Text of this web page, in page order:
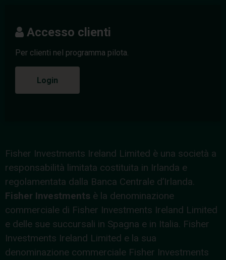
Accesso clienti
Per clienti nel programma pilota.
Login
Fisher Investments Ireland Limited è una società a
responsabilità limitata costituita in Irlanda e
regolamentata dalla Banca Centrale d’Irlanda.
Fisher Investments è la denominazione
commerciale di Fisher Investments Ireland Limited
e delle sue succursali in Spagna e in Italia. Fisher
Investments Ireland Limited e la sua
denominazione commerciale Fisher Investments